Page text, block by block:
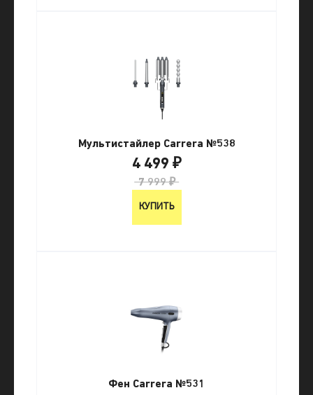
Мультистайлер Carrera №538
4 499 ₽
7 999 ₽
КУПИТЬ
Фен Carrera №531